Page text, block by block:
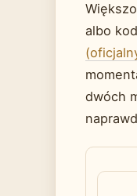
albo
dwóch